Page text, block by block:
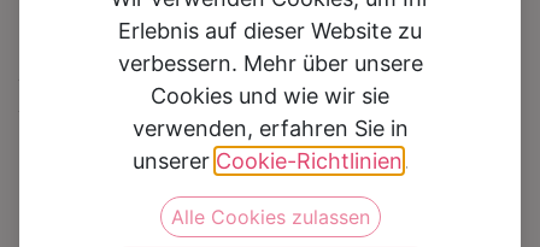
Brautkleid Rosangela
Auf die Wunschliste
Brautkleider
Erlebnis auf dieser Website zu
verbessern. Mehr über unsere
Cookies und wie wir sie
verwenden, erfahren Sie in
unserer Cookie-Richtlinien.
Alle Cookies zulassen